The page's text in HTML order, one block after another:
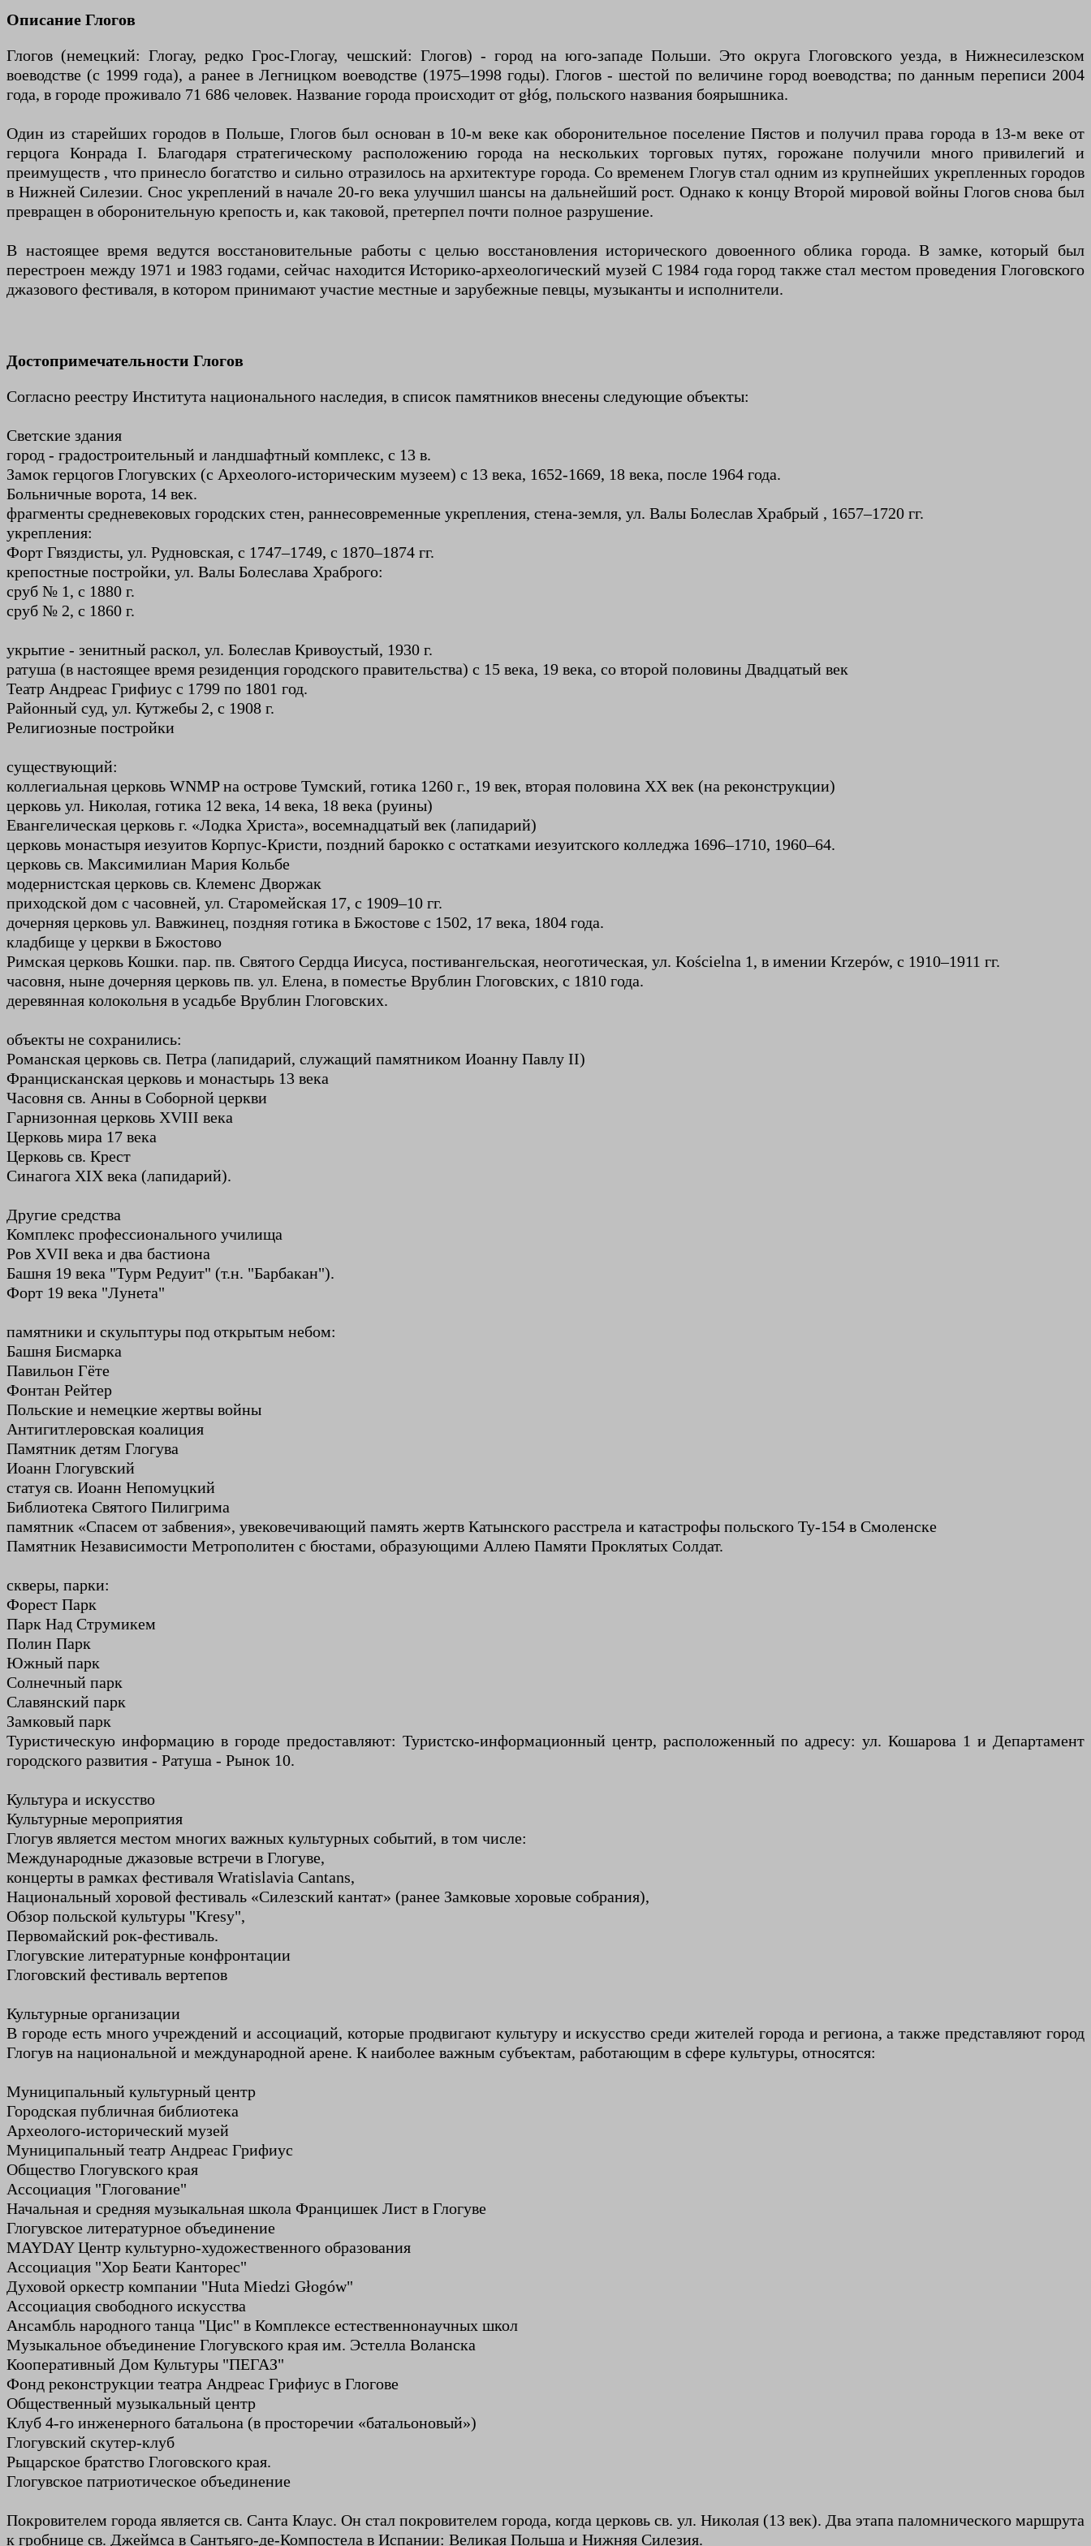
Описание Глогов
Глогов (немецкий: Глогау, редко Грос-Глогау, чешский: Глогов) - город на юго-западе Польши. Это округа Глоговского уезда, в Нижнесилезском
воеводстве (с 1999 года), а ранее в Легницком воеводстве (1975–1998 годы). Глогов - шестой по величине город воеводства; по данным переписи 2004
года, в городе проживало 71 686 человек. Название города происходит от głóg, польского названия боярышника.
Один из старейших городов в Польше, Глогов был основан в 10-м веке как оборонительное поселение Пястов и получил права города в 13-м веке от
герцога Конрада I. Благодаря стратегическому расположению города на нескольких торговых путях, горожане получили много привилегий и
преимуществ , что принесло богатство и сильно отразилось на архитектуре города. Со временем Глогув стал одним из крупнейших укрепленных городов
в Нижней Силезии. Снос укреплений в начале 20-го века улучшил шансы на дальнейший рост. Однако к концу Второй мировой войны Глогов снова был
превращен в оборонительную крепость и, как таковой, претерпел почти полное разрушение.
В настоящее время ведутся восстановительные работы с целью восстановления исторического довоенного облика города. В замке, который был
перестроен между 1971 и 1983 годами, сейчас находится Историко-археологический музей С 1984 года город также стал местом проведения Глоговского
джазового фестиваля, в котором принимают участие местные и зарубежные певцы, музыканты и исполнители.
Достопримечательности Глогов
Согласно реестру Института национального наследия, в список памятников внесены следующие объекты:
Светские здания
город - градостроительный и ландшафтный комплекс, с 13 в.
Замок герцогов Глогувских (с Археолого-историческим музеем) с 13 века, 1652-1669, 18 века, после 1964 года.
Больничные ворота, 14 век.
фрагменты средневековых городских стен, раннесовременные укрепления, стена-земля, ул. Валы Болеслав Храбрый , 1657–1720 гг.
укрепления:
Форт Гвяздисты, ул. Рудновская, с 1747–1749, с 1870–1874 гг.
крепостные постройки, ул. Валы Болеслава Храброго:
сруб № 1, с 1880 г.
сруб № 2, с 1860 г.
укрытие - зенитный раскол, ул. Болеслав Кривоустый, 1930 г.
ратуша (в настоящее время резиденция городского правительства) с 15 века, 19 века, со второй половины Двадцатый век
Театр Андреас Грифиус с 1799 по 1801 год.
Районный суд, ул. Кутжебы 2, с 1908 г.
Религиозные постройки
существующий:
коллегиальная церковь WNMP на острове Тумский, готика 1260 г., 19 век, вторая половина ХХ век (на реконструкции)
церковь ул. Николая, готика 12 века, 14 века, 18 века (руины)
Евангелическая церковь г. «Лодка Христа», восемнадцатый век (лапидарий)
церковь монастыря иезуитов Корпус-Кристи, поздний барокко с остатками иезуитского колледжа 1696–1710, 1960–64.
церковь св. Максимилиан Мария Кольбе
модернистская церковь св. Клеменс Дворжак
приходской дом с часовней, ул. Старомейская 17, с 1909–10 гг.
дочерняя церковь ул. Вавжинец, поздняя готика в Бжостове с 1502, 17 века, 1804 года.
кладбище у церкви в Бжостово
Римская церковь Кошки. пар. пв. Святого Сердца Иисуса, постивангельская, неоготическая, ул. Kościelna 1, в имении Krzepów, с 1910–1911 гг.
часовня, ныне дочерняя церковь пв. ул. Елена, в поместье Врублин Глоговских, с 1810 года.
деревянная колокольня в усадьбе Врублин Глоговских.
объекты не сохранились:
Романская церковь св. Петра (лапидарий, служащий памятником Иоанну Павлу II)
Францисканская церковь и монастырь 13 века
Часовня св. Анны в Соборной церкви
Гарнизонная церковь XVIII века
Церковь мира 17 века
Церковь св. Крест
Синагога XIX века (лапидарий).
Другие средства
Комплекс профессионального училища
Ров XVII века и два бастиона
Башня 19 века "Турм Редуит" (т.н. "Барбакан").
Форт 19 века "Лунета"
памятники и скульптуры под открытым небом:
Башня Бисмарка
Павильон Гёте
Фонтан Рейтер
Польские и немецкие жертвы войны
Антигитлеровская коалиция
Памятник детям Глогува
Иоанн Глогувский
статуя св. Иоанн Непомуцкий
Библиотека Святого Пилигрима
памятник «Спасем от забвения», увековечивающий память жертв Катынского расстрела и катастрофы польского Ту-154 в Смоленске
Памятник Независимости Метрополитен с бюстами, образующими Аллею Памяти Проклятых Солдат.
скверы, парки:
Форест Парк
Парк Над Струмикем
Полин Парк
Южный парк
Солнечный парк
Славянский парк
Замковый парк
Туристическую информацию в городе предоставляют: Туристско-информационный центр, расположенный по адресу: ул. Кошарова 1 и Департамент
городского развития - Ратуша - Рынок 10.
Культура и искусство
Культурные мероприятия
Глогув является местом многих важных культурных событий, в том числе:
Международные джазовые встречи в Глогуве,
концерты в рамках фестиваля Wratislavia Cantans,
Национальный хоровой фестиваль «Силезский кантат» (ранее Замковые хоровые собрания),
Обзор польской культуры "Kresy",
Первомайский рок-фестиваль.
Глогувские литературные конфронтации
Глоговский фестиваль вертепов
Культурные организации
В городе есть много учреждений и ассоциаций, которые продвигают культуру и искусство среди жителей города и региона, а также представляют город
Глогув на национальной и международной арене. К наиболее важным субъектам, работающим в сфере культуры, относятся:
Муниципальный культурный центр
Городская публичная библиотека
Археолого-исторический музей
Муниципальный театр Андреас Грифиус
Общество Глогувского края
Ассоциация "Глогование"
Начальная и средняя музыкальная школа Францишек Лист в Глогуве
Глогувское литературное объединение
MAYDAY Центр культурно-художественного образования
Ассоциация "Хор Беати Канторес"
Духовой оркестр компании "Huta Miedzi Głogów"
Ассоциация свободного искусства
Ансамбль народного танца "Цис" в Комплексе естественнонаучных школ
Музыкальное объединение Глогувского края им. Эстелла Воланска
Кооперативный Дом Культуры "ПЕГАЗ"
Фонд реконструкции театра Андреас Грифиус в Глогове
Общественный музыкальный центр
Клуб 4-го инженерного батальона (в просторечии «батальоновый»)
Глогувский скутер-клуб
Рыцарское братство Глоговского края.
Глогувское патриотическое объединение
Покровителем города является св. Санта Клаус. Он стал покровителем города, когда церковь св. ул. Николая (13 век). Два этапа паломнического маршрута
к гробнице св. Джеймса в Сантьяго-де-Компостела в Испании: Великая Польша и Нижняя Силезия.